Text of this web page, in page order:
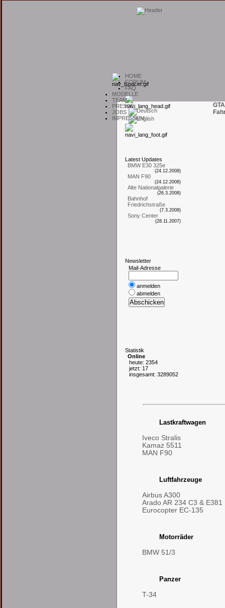
HOME
FORUM
FAQ
MODELLE
TEAM
PRESSE
JOBS
IMPRESSUM
L atest Updates
BMW E30 325e
(24.12.2008)
MAN F90
(24.12.2008)
Alte Nationalgalerie
(26.3.2008)
Bahnhof
Friedrichstraße
(7.3.2008)
Sony Center
(28.11.2007)
Newsletter
Mail-Adresse
anmelden
abmelden
Statistik
Online
heute: 2354
jetzt: 17
insgesamt: 3289052
Lastkraftwagen
Iveco Stralis
Kamaz 5511
MAN F90
Luftfahrzeuge
Airbus A300
Arado AR 234 C3 & E381
Eurocopter EC-135
Motorräder
BMW 51/3
Panzer
T-34